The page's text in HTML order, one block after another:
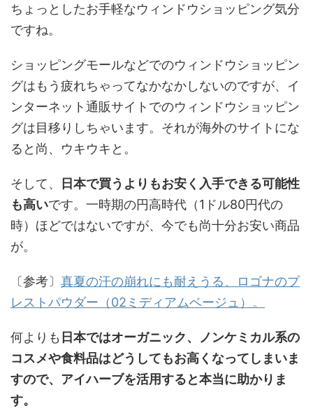
ちょっとしたお手軽なウィンドウショッピング気分
ですね。
ショッピングモールなどでのウィンドウショッピン
グはもう疲れちゃってなかなかしないのですが、イ
ンターネット通販サイトでのウィンドウショッピン
グは目移りしちゃいます。それが海外のサイトにな
ると尚、ウキウキと。
そして、
日本で買うよりもお安く入手できる可能性
も高いです。一時期の円高時代（1ドル80円代の
時）ほどではないですが、今でも尚十分お安い商品
が。
〔参考〕 真夏の汗の崩れにも耐えうる、ロゴナのプ
レストパウダー（02ミディアムベージュ）。
何よりも 日本ではオーガニック、ノンケミカル系の
コスメや食料品はどうしてもお高くなってしまいま
すので、アイハーブを活用すると本当に助かりま
す。